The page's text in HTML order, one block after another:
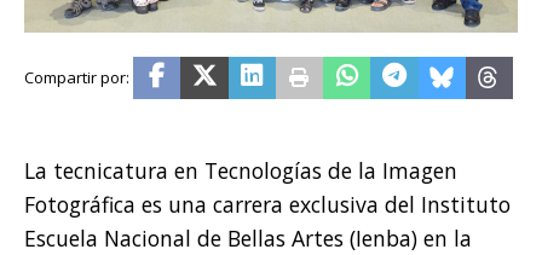
La tecnicatura en Tecnologías de la Imagen
Fotográfica es una carrera exclusiva del Instituto
Escuela Nacional de Bellas Artes (Ienba) en la